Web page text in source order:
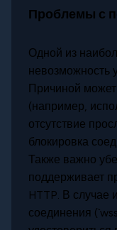
Проблемы с
Одной из
невозможность
Причиной
(например,
отсутствие
блокировка
Также важно
поддерживает
HTTP. В случае
соединения